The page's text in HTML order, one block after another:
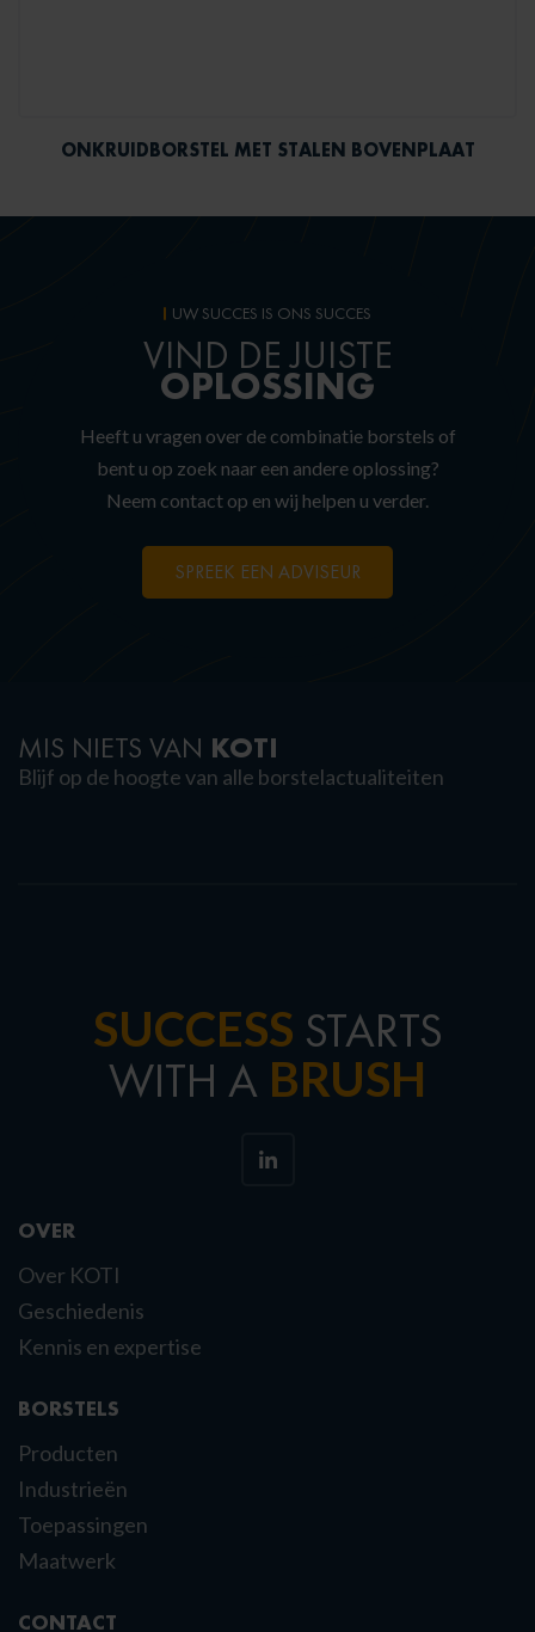
ONKRUIDBORSTEL MET STALEN BOVENPLAAT
UW SUCCES IS ONS SUCCES
VIND DE JUISTE
OPLOSSING
Heeft u vragen over de combinatie borstels of
bent u op zoek naar een andere oplossing?
Neem contact op en wij helpen u verder.
SPREEK EEN ADVISEUR
MIS NIETS VAN KOTI
Blijf op de hoogte van alle borstelactualiteiten
SUCCESS STARTS
WITH A BRUSH
OVER
Over KOTI
Geschiedenis
Kennis en expertise
BORSTELS
Producten
Industrieën
Toepassingen
Maatwerk
CONTACT